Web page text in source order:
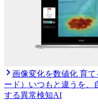
画像変化を数値化 育
ード） いつもと違うを、
する異常検知AI